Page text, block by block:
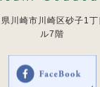
川崎市川崎区砂子1
ル7階